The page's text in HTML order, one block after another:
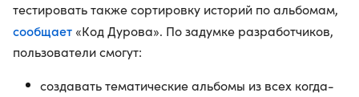
тестировать также сортировку историй по альбомам,
сообщает «Код Дурова». По задумке разработчиков,
пользователи смогут:
создавать тематические альбомы из всех когда-